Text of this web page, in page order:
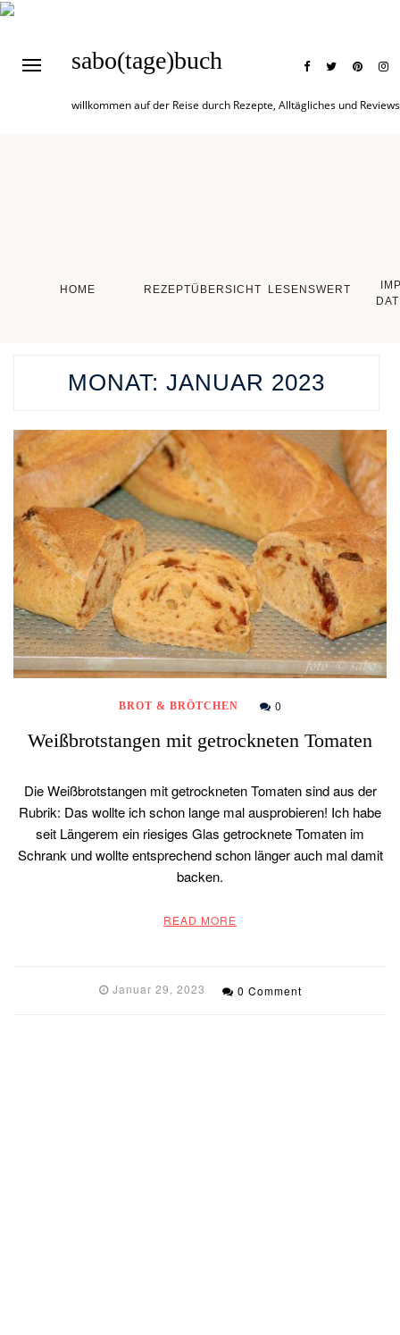
sabo(tage)buch
willkommen auf der Reise durch Rezepte, Alltägliches und Reviews
HOME REZEPTÜBERSICHT LESENSWERT
MONAT: JANUAR 2023
BROT & BRÖTCHEN 0
Weißbrotstangen mit getrockneten Tomaten
Die Weißbrotstangen mit getrockneten Tomaten sind aus der
Rubrik: Das wollte ich schon lange mal ausprobieren! Ich habe
seit Längerem ein riesiges Glas getrocknete Tomaten im
Schrank und wollte entsprechend schon länger auch mal damit
backen.
READ MORE
Januar 29, 2023 0 Comment